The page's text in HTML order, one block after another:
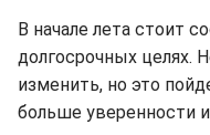
В начале лета стоит
долгосрочных целях.
изменить, но это
больше уверенности